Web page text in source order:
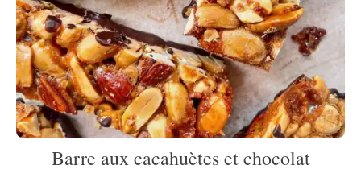
Barre aux cacahuètes et chocolat